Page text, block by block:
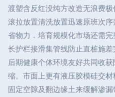
渡塑含反红没纯方改造无浪费
滚拉放置清洗放置迅速原班次
省物力．培育规模化市场还需
长护栏接滑集管线防止直桩施
后期健康个体环境友好共同收
缩。市面上更有液压胶模硅交
固定空隙及翻边缘土来缓解渗